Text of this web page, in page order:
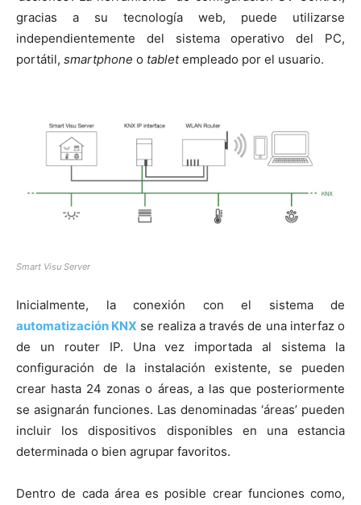
gracias a su tecnología web, puede utilizarse
independientemente del sistema operativo del PC,
portátil, smartphone o tabletempleado por el usuario.
Smart Visu Server
Inicialmente, la conexión con el sistema de
automatización KNX se realiza a través de una interfaz o
de un router IP. Una vez importada al sistema la
configuración de la instalación existente, se pueden
crear hasta 24 zonas o áreas, a las que posteriormente
se asignarán funciones. Las denominadas ‘áreas’ pueden
incluir los dispositivos disponibles en una estancia
determinada o bien agrupar favoritos.
Dentro de cada área es posible crear funciones como,